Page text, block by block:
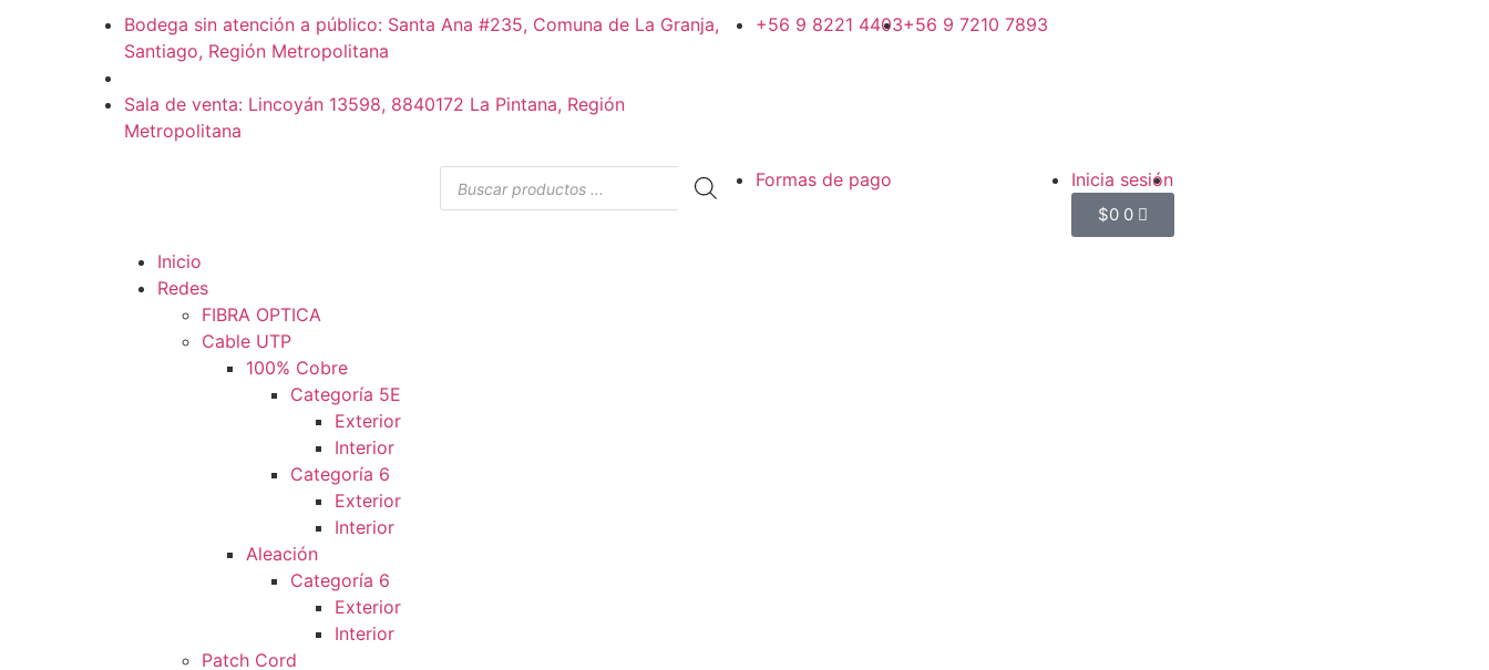
Bodega sin atención a público: Santa Ana #235, Comuna de La Granja,
Santiago, Región Metropolitana
Sala de venta: Lincoyán 13598, 8840172 La Pintana, Región
Metropolitana
+56 9 8221 4403+56 9 7210 7893
Formas de pago Inicia sesión
$0 0
Inicio
Redes
FIBRA OPTICA
Cable UTP
100% Cobre
Categoría 5E
Exterior
Interior
Categoría 6
Exterior
Interior
Aleación
Categoría 6
Exterior
Interior
Patch Cord